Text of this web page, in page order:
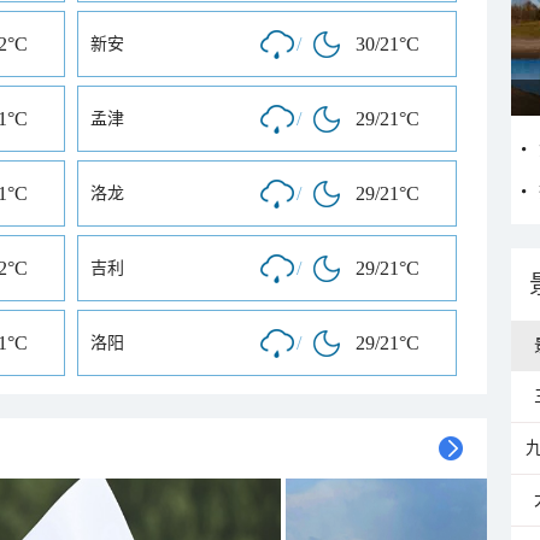
新安 / 30/21°C
孟津 / 29/21°C
洛龙 / 29/21°C
吉利 / 29/21°C
洛阳 / 29/21°C